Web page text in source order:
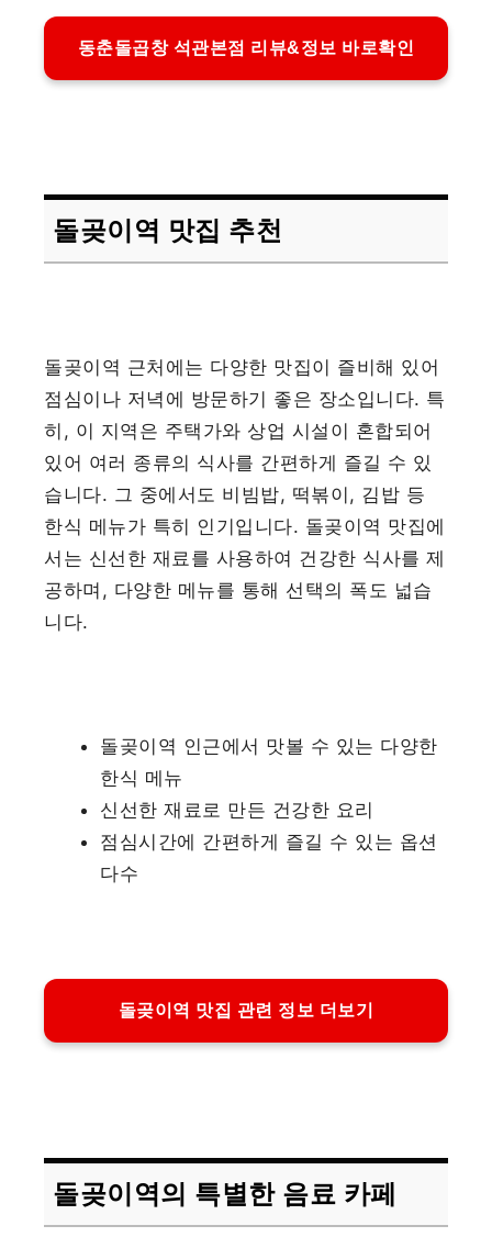
동춘돌곱창 석관본점 리뷰&정보 바로확인
돌곶이역 맛집 추천
돌곶이역 근처에는 다양한 맛집이 즐비해 있어
점심이나 저녁에 방문하기 좋은 장소입니다. 특
히, 이 지역은 주택가와 상업 시설이 혼합되어
있어 여러 종류의 식사를 간편하게 즐길 수 있
습니다. 그 중에서도 비빔밥, 떡볶이, 김밥 등
한식 메뉴가 특히 인기입니다. 돌곶이역 맛집에
서는 신선한 재료를 사용하여 건강한 식사를 제
공하며, 다양한 메뉴를 통해 선택의 폭도 넓습
니다.
돌곶이역 인근에서 맛볼 수 있는 다양한
한식 메뉴
신선한 재료로 만든 건강한 요리
점심시간에 간편하게 즐길 수 있는 옵션
다수
돌곶이역 맛집 관련 정보 더보기
돌곶이역의 특별한 음료 카페